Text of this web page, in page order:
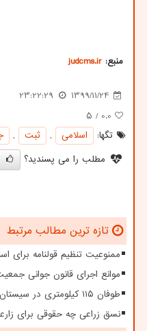
منبع: judcms.ir
1399/11/24
23:22:29
0.0 / ۵
تگها:
اسلامی , ثبت ,
مطلب را می پسندید؟
تازه ترین مطالب مرتبط
ممنوعیت تنظیم قولنامه برای
موانع اجرای قانون جوانی
طوفان ۱۱۵ کیلومتری در سیستان
نسق زراعی چه حقوقی برای